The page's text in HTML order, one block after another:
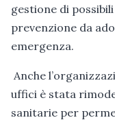
gestione di
prevenzione da
emergenza.
Anche
uffici è stata
sanitarie per